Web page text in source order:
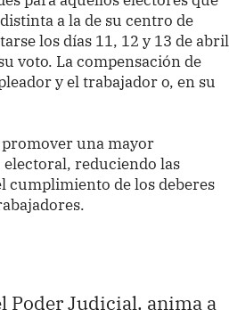
a la de su centro de
los días 11, 12 y 13 de
voto. La compensación de
y el trabajador o, en su
promover una mayor
reduciendo las
cumplimiento de los deberes
Poder Judicial, anima a